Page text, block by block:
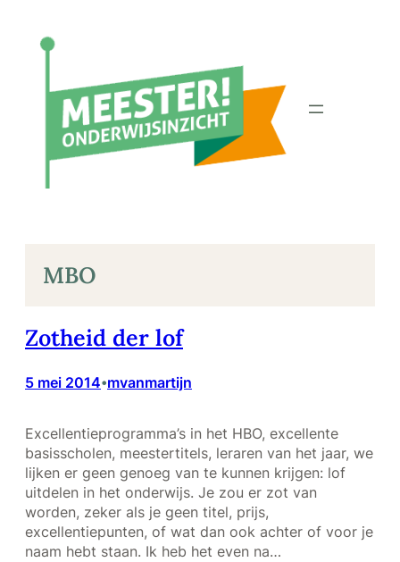
MBO
Zotheid der lof
5 mei 2014•mvanmartijn
Excellentieprogramma’s in het HBO, excellente
basisscholen, meestertitels, leraren van het jaar, we
lijken er geen genoeg van te kunnen krijgen: lof
uitdelen in het onderwijs. Je zou er zot van
worden, zeker als je geen titel, prijs,
excellentiepunten, of wat dan ook achter of voor je
naam hebt staan. Ik heb het even na…